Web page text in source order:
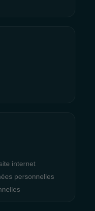
internet
personnelles